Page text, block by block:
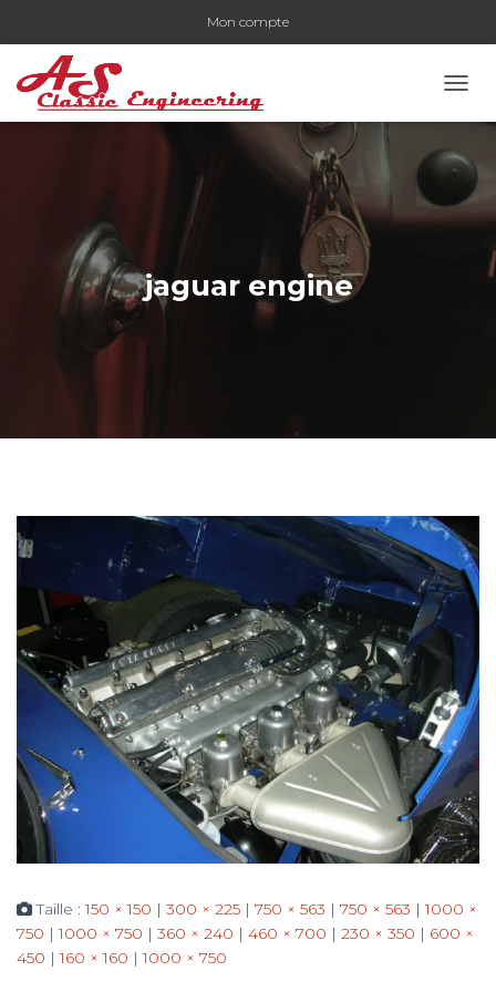
Mon compte
jaguar engine
Taille :150 × 150 | 300 × 225 | 750 × 563 | 750 × 563 | 1000 ×
750 | 1000 × 750 | 360 × 240 | 460 × 700 | 230 × 350 | 600 ×
450 | 160 × 160 | 1000 × 750